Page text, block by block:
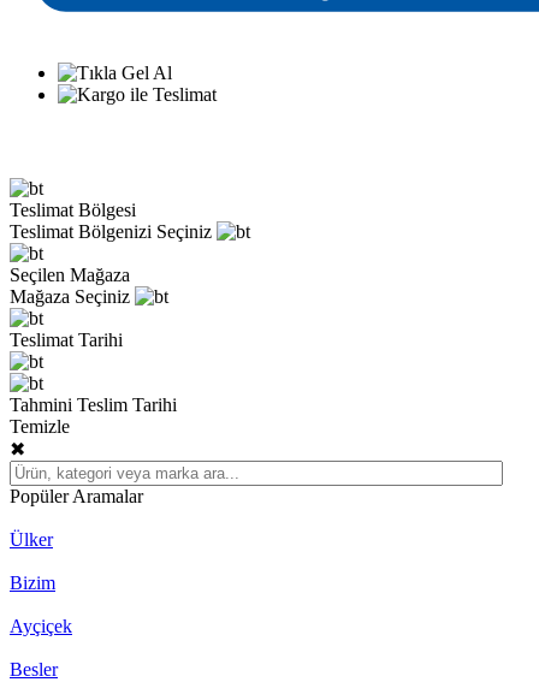
Teslimat Bölgesi
Teslimat Bölgenizi Seçiniz
Seçilen Mağaza
Mağaza Seçiniz
Teslimat Tarihi
Tahmini Teslim Tarihi
Temizle
✖
Popüler Aramalar
Ülker
Bizim
Ayçiçek
Besler